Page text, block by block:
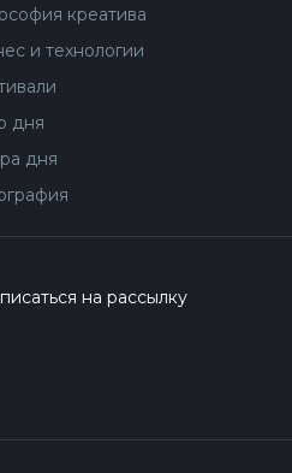
креатива
и технологии
дня
дня
на рассылку